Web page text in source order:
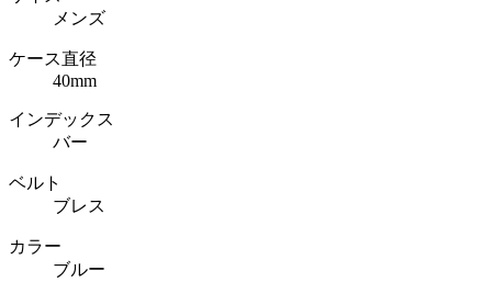
メンズ
ケース直径
40mm
インデックス
バー
ベルト
ブレス
カラー
ブルー